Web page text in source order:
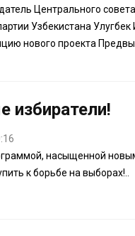
Центрального
Узбекистана
нового проекта
насыщенной
к борьбе на выборах!..